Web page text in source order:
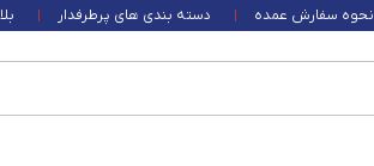
نحوه سفارش عمده دسته بندی های پرطرفدار